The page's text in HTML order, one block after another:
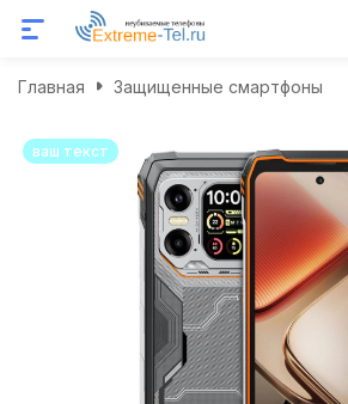
Главная Защищенные смартфоны
ваш текст